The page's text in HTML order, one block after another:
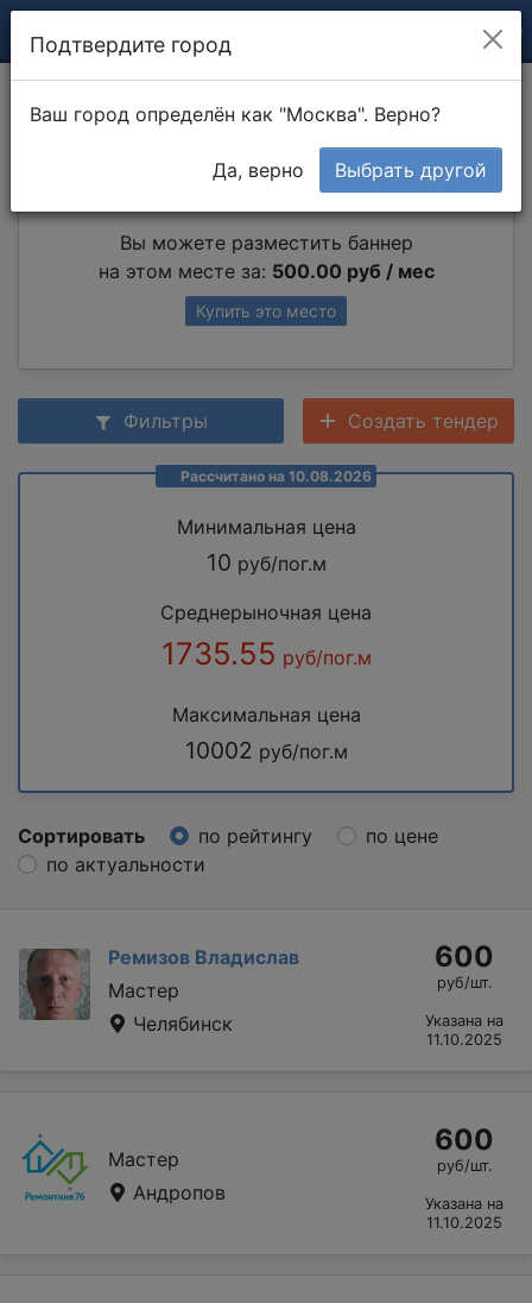
Демонтаж окна
Вы можете разместить баннер
на этом месте за: 500.00 руб / мес
Купить это место
Фильтры Создать тендер
Рассчитано на 10.08.2026
Минимальная цена
10 руб/пог.м
Среднерыночная цена
1735.55 руб/пог.м
Максимальная цена
10002 руб/пог.м
Сортировать по рейтингу
по цене
по актуальности
Ремизов Владислав
Мастер
Челябинск
600
руб/шт.
Указана на
11.10.2025
Мастер
Андропов
600
руб/шт.
Указана на
11.10.2025
Подтвердите город
Ваш город определён как "Москва". Верно?
Да, верно Выбрать другой